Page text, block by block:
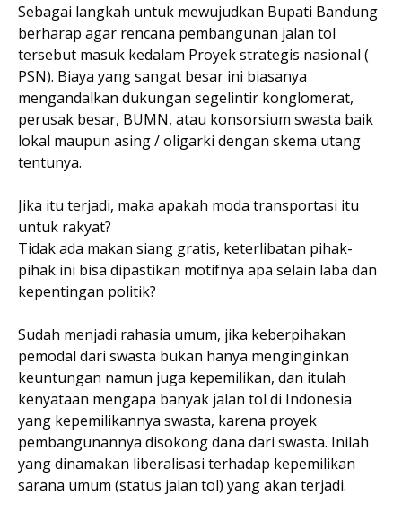
Sebagai langkah untuk mewujudkan Bupati Bandung
berharap agar rencana pembangunan jalan tol
tersebut masuk kedalam Proyek strategis nasional (
PSN). Biaya yang sangat besar ini biasanya
mengandalkan dukungan segelintir konglomerat,
perusak besar, BUMN, atau konsorsium swasta baik
lokal maupun asing / oligarki dengan skema utang
tentunya.
Jika itu terjadi, maka apakah moda transportasi itu
untuk rakyat?
Tidak ada makan siang gratis, keterlibatan pihak-
pihak ini bisa dipastikan motifnya apa selain laba dan
kepentingan politik?
Sudah menjadi rahasia umum, jika keberpihakan
pemodal dari swasta bukan hanya menginginkan
keuntungan namun juga kepemilikan, dan itulah
kenyataan mengapa banyak jalan tol di Indonesia
yang kepemilikannya swasta, karena proyek
pembangunannya disokong dana dari swasta. Inilah
yang dinamakan liberalisasi terhadap kepemilikan
sarana umum (status jalan tol) yang akan terjadi.